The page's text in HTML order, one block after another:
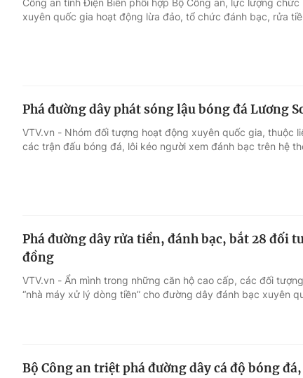
Thế giới đó đây
Thị trường
Điện ảnh
Âm nhạc
Sao
Du lịch
Chất lượng cuộc
Công an tỉnh Điện Biên phối hợp Bộ Công an, lực lượng
xuyên quốc gia hoạt động lừa đảo, tổ chức đánh bạc, rửa
Phá đường dây phát sóng lậu bóng đá Lương
VTV.vn - Nhóm đối tượng hoạt động xuyên quốc gia, thuộc
các trận đấu bóng đá, lôi kéo người xem đánh bạc trên hệ
Phá đường dây rửa tiền, đánh bạc, bắt 28 đối
đồng
VTV.vn - Ẩn mình trong những căn hộ cao cấp, các đối
“nhà máy xử lý dòng tiền” cho đường dây đánh bạc xuyên
Bộ Công an triệt phá đường dây cá độ bóng